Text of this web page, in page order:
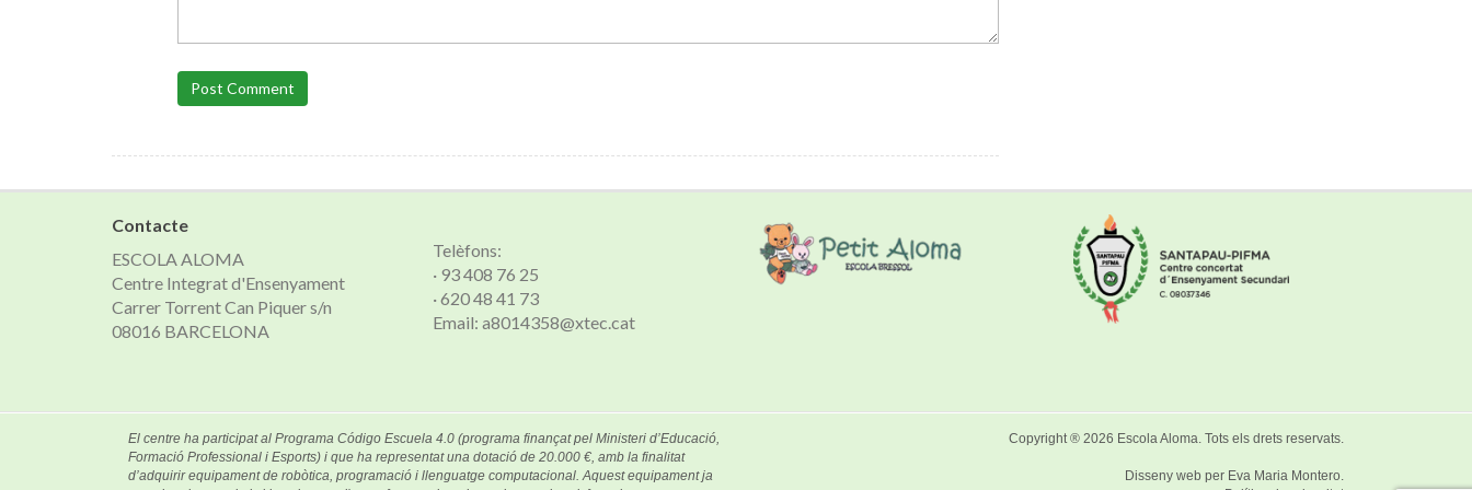
Post Comment
Contacte
ESCOLA ALOMA
Centre Integrat d'Ensenyament
Carrer Torrent Can Piquer s/n
08016 BARCELONA
Telèfons:
· 93 408 76 25
· 620 48 41 73
Email: a8014358@xtec.cat
El centre ha participat al Programa Código Escuela 4.0 (programa finançat pel Ministeri d’Educació,
Formació Professional i Esports) i que ha representat una dotació de 20.000 €, amb la finalitat
d’adquirir equipament de robòtica, programació i llenguatge computacional. Aquest equipament ja
Copyright ® 2026 Escola Aloma. Tots els drets reservats.
Disseny web per Eva Maria Montero.